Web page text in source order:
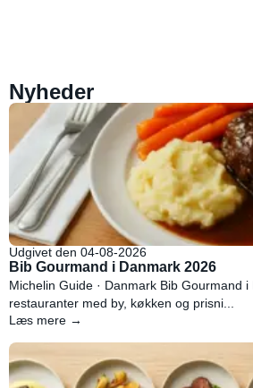
Nyheder
Udgivet den 04-08-2026
Bib Gourmand i Danmark 2026
Michelin Guide · Danmark Bib Gourmand
restauranter med by, køkken og prisni...
Læs mere →